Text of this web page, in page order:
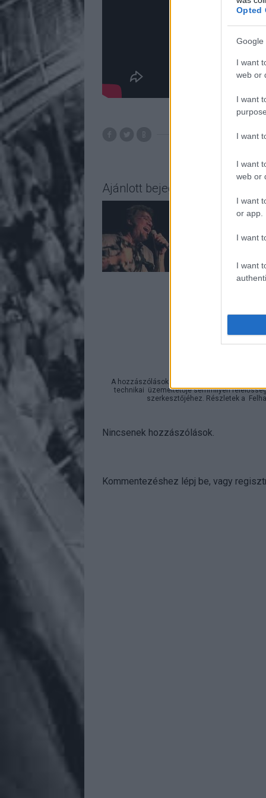
Opted
Google
I want
web or
I want
I want
I want
web or
I want
or app.
I want
I want
Ajánlott bejegyzések:
A
https://
A hozzászólások a
technikai üzemeltetője semmilyen
szerkesztőjéhez. Részletek a
Nincsenek hozzászólások.
Kommentezéshez lépj be, vagy